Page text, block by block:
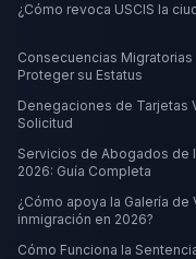
¿Cómo revoca USCIS la
Consecuencias
Proteger su Estatus
Denegaciones de Tarjetas
Solicitud
Servicios de Abogados de
2026: Guía Completa
¿Cómo apoya la Galería
inmigración en 2026?
Cómo Funciona la